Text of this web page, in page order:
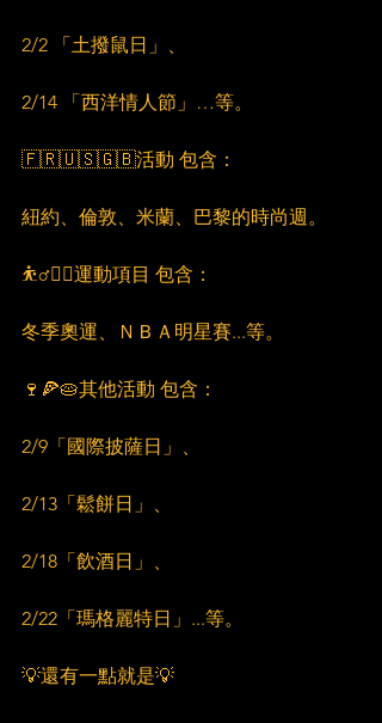
2/2 「土撥鼠日」、
2/14 「西洋情人節」…等。
🇫🇷🇺🇸🇬🇧活動 包含：
紐約、倫敦、米蘭、巴黎的時尚週。
⛹‍♂🏋‍♂運動項目 包含：
冬季奧運、ＮＢＡ明星賽...等。
🍷🍕🥧其他活動 包含：
2/9「國際披薩日」、
2/13「鬆餅日」、
2/18「飲酒日」、
2/22「瑪格麗特日」...等。
💡還有一點就是💡